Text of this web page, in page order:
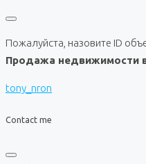
Пожалуйста, назовите ID
Продажа недвижимости
tony_nron
Contact me